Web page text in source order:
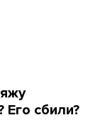
Его сбили?